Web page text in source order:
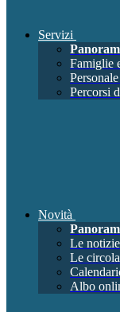
Servizi
Famiglie
Percorsi
Novità
Le notizie
Le
Albo